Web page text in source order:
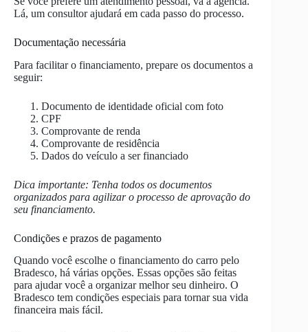
Lá, um consultor ajudará em cada passo do processo.
Documentação necessária
Para facilitar o financiamento, prepare os documentos a
seguir:
Documento de identidade oficial com foto
CPF
Comprovante de renda
Comprovante de residência
Dados do veículo a ser financiado
Dica importante: Tenha todos os documentos
organizados para agilizar o processo de aprovação do
seu financiamento.
Condições e prazos de pagamento
Quando você escolhe o financiamento do carro pelo
Bradesco, há várias opções. Essas opções são feitas
para ajudar você a organizar melhor seu dinheiro. O
Bradesco tem condições especiais para tornar sua vida
financeira mais fácil.